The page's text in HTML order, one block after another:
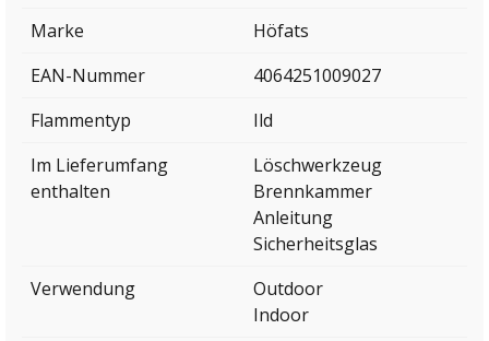
Marke
Höfats
EAN-Nummer
4064251009027
Flammentyp
Ild
Im Lieferumfang
enthalten
Löschwerkzeug
Brennkammer
Anleitung
Sicherheitsglas
Verwendung
Outdoor
Indoor